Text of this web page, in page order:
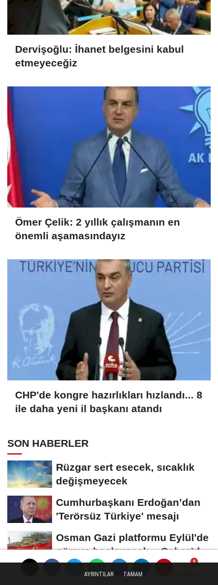
Dervişoğlu: İhanet belgesini kabul
etmeyeceğiz
Ömer Çelik: 2 yıllık çalışmanın en
önemli aşamasındayız
CHP'de kongre hazırlıkları hızlandı... 8
ile daha yeni il başkanı atandı
SON HABERLER
Rüzgar sert esecek, sıcaklık
değişmeyecek
Cumhurbaşkanı Erdoğan’dan
'Terörsüz Türkiye' mesajı
Osman Gazi platformu Eylül'de
göreve başlayacak... Gabar’da
günlük...
Muharrem İnce’den Nâzım
AYRINTILAR TAMAM